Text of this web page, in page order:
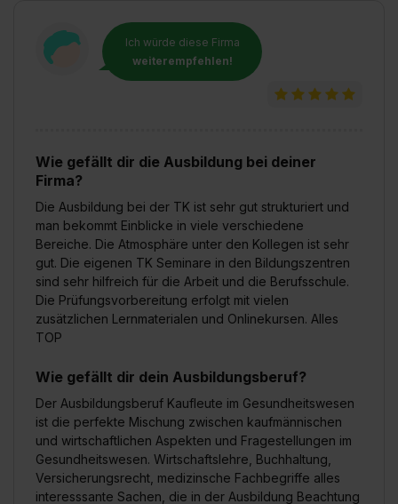
Ich würde diese Firma
weiterempfehlen!
Wie gefällt dir die Ausbildung bei deiner
Firma?
Die Ausbildung bei der TK ist sehr gut strukturiert und
man bekommt Einblicke in viele verschiedene
Bereiche. Die Atmosphäre unter den Kollegen ist sehr
gut. Die eigenen TK Seminare in den Bildungszentren
sind sehr hilfreich für die Arbeit und die Berufsschule.
Die Prüfungsvorbereitung erfolgt mit vielen
zusätzlichen Lernmaterialen und Onlinekursen. Alles
TOP
Wie gefällt dir dein Ausbildungsberuf?
Der Ausbildungsberuf Kaufleute im Gesundheitswesen
ist die perfekte Mischung zwischen kaufmännischen
und wirtschaftlichen Aspekten und Fragestellungen im
Gesundheitswesen. Wirtschaftslehre, Buchhaltung,
Versicherungsrecht, medizinsche Fachbegriffe alles
interesssante Sachen, die in der Ausbildung Beachtung